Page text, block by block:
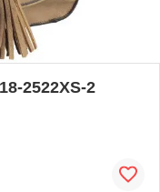
2522XS-2